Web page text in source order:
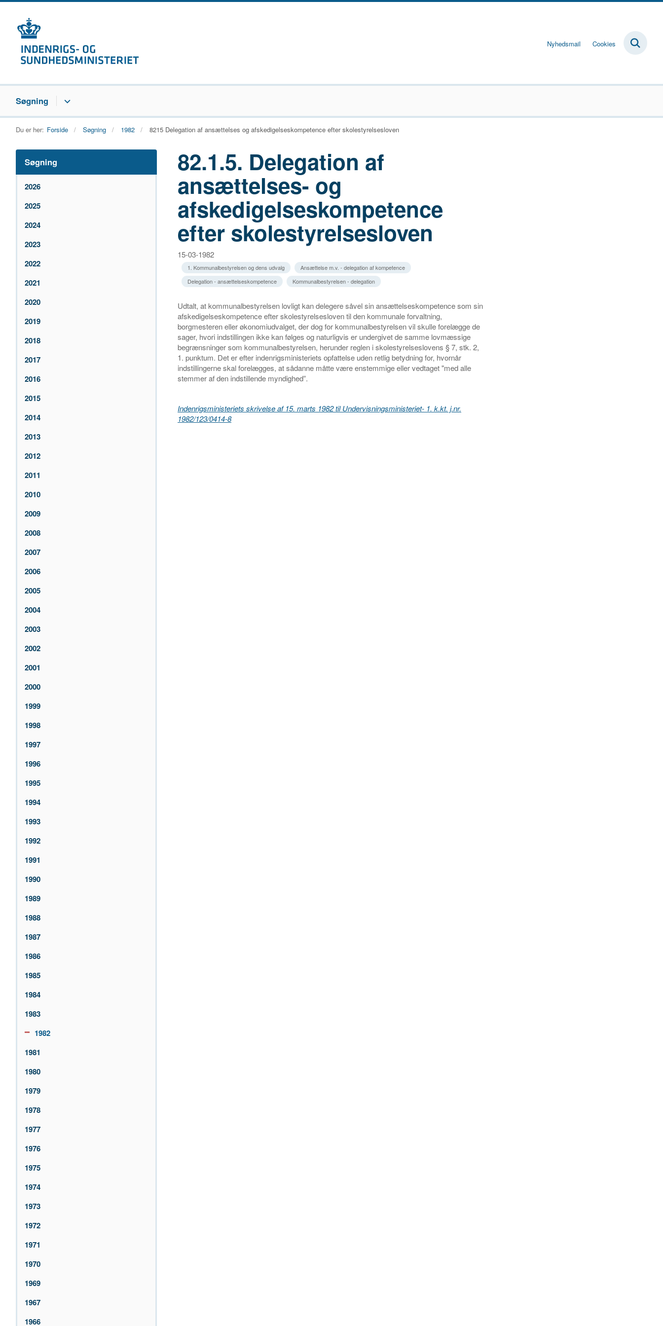
Nyhedsmail Cookies
Søgning
Du er her: Forside Søgning 1982 8215 Delegation af ansættelses og afskedigelseskompetence efter skolestyrelsesloven
Søgning
2026
2025
2024
2023
2022
2021
2020
2019
2018
2017
2016
2015
2014
2013
2012
2011
2010
2009
2008
2007
2006
2005
2004
2003
2002
2001
2000
1999
1998
1997
1996
1995
1994
1993
1992
1991
1990
1989
1988
1987
1986
1985
1984
1983
1982
1981
1980
1979
1978
1977
1976
1975
1974
1973
1972
1971
1970
1969
1967
1966
82.1.5. Delegation af
ansættelses- og
afskedigelseskompetence
efter skolestyrelsesloven
15-03-1982
1. Kommunalbestyrelsen og dens udvalg
Ansættelse m.v. - delegation af kompetence
Delegation - ansættelseskompetence
Kommunalbestyrelsen - delegation
Udtalt, at kommunalbestyrelsen lovligt kan delegere såvel sin ansættelseskompetence som sin
afskedigelseskompetence efter skolestyrelsesloven til den kommunale forvaltning,
borgmesteren eller økonomiudvalget, der dog for kommunalbestyrelsen vil skulle forelægge de
sager, hvori indstillingen ikke kan følges og naturligvis er undergivet de samme lovmæssige
begrænsninger som kommunalbestyrelsen, herunder reglen i skolestyrelseslovens § 7, stk. 2,
1. punktum. Det er efter indenrigsministeriets opfattelse uden retlig betydning for, hvornår
indstillingerne skal forelægges, at sådanne måtte være enstemmige eller vedtaget "med alle
stemmer af den indstillende myndighed”.
Indenrigsministeriets skrivelse af 15. marts 1982 til Undervisningsministeriet- 1. k.kt. j.nr.
1982/123/0414-8